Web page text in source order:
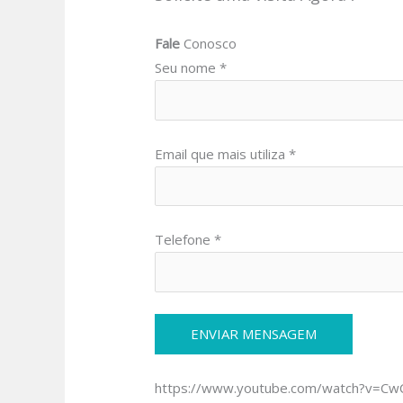
Fale Conosco
Seu nome *
Email que mais utiliza *
Telefone *
https://www.youtube.com/